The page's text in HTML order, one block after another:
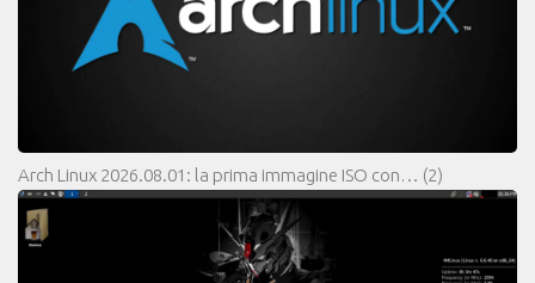
Arch Linux 2026.08.01: la prima immagine ISO con… (2)